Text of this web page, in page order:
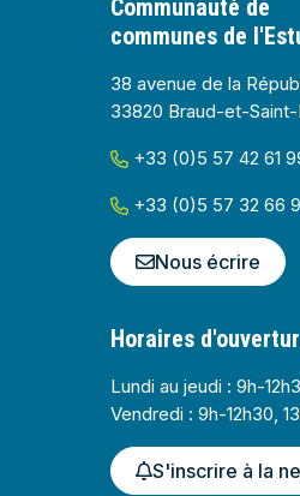
Communauté de
communes de
38 avenue de la
33820 Braud-et-
+33 (0)5 57 42 61
+33 (0)5 57 32 66
Nous écrire
Horaires
Lundi au jeudi : 9h-
Vendredi : 9h-12h30,
S'inscrire à la